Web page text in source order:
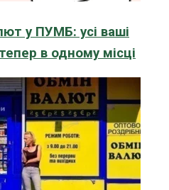
у ПУМБ: усі ваші
в одному місці